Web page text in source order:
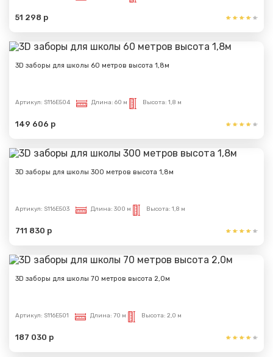
51 298 р
3D заборы для школы 60 метров высота 1,8м
Артикул: S116E504 Длина: 60 м Высота: 1,8 м
149 606 р
3D заборы для школы 300 метров высота 1,8м
Артикул: S116E503 Длина: 300 м Высота: 1,8 м
711 830 р
3D заборы для школы 70 метров высота 2,0м
Артикул: S116E501 Длина: 70 м Высота: 2,0 м
187 030 р